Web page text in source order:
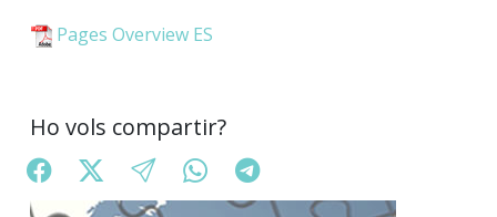
Pages Overview ES
Ho vols compartir?